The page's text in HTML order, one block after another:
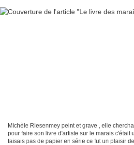
Michèle Riesenmey peint et grave , elle
pour faire son livre d'artiste sur le marais c'était
faisais pas de papier en série ce fut un plaisir